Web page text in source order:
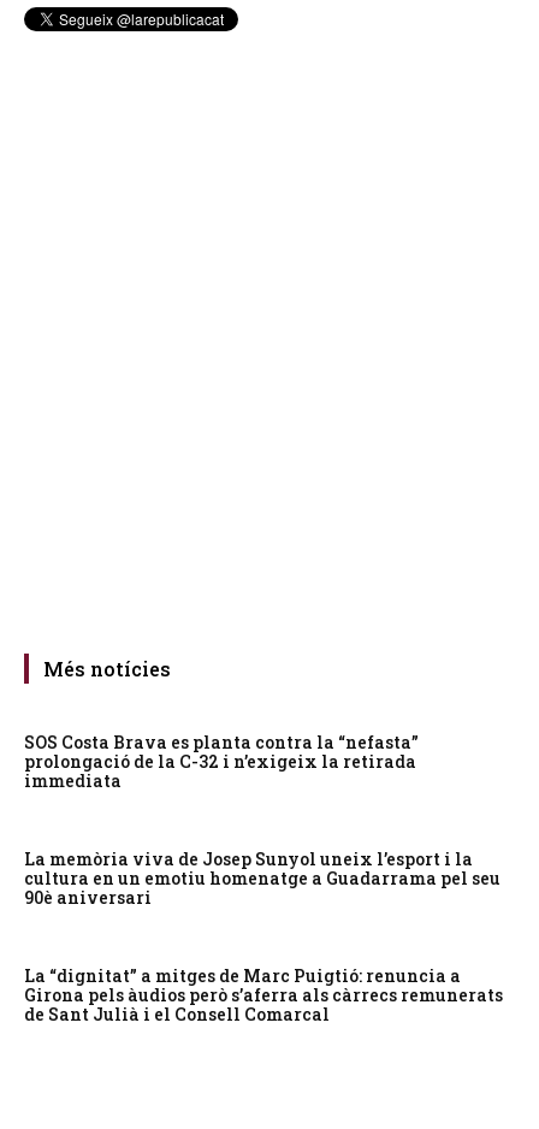
Més notícies
SOS Costa Brava es planta contra la “nefasta”
prolongació de la C-32 i n’exigeix la retirada
immediata
La memòria viva de Josep Sunyol uneix l’esport i la
cultura en un emotiu homenatge a Guadarrama pel seu
90è aniversari
La “dignitat” a mitges de Marc Puigtió: renuncia a
Girona pels àudios però s’aferra als càrrecs remunerats
de Sant Julià i el Consell Comarcal